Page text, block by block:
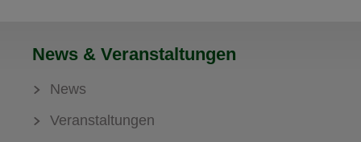
News & Veranstaltungen
News
Veranstaltungen